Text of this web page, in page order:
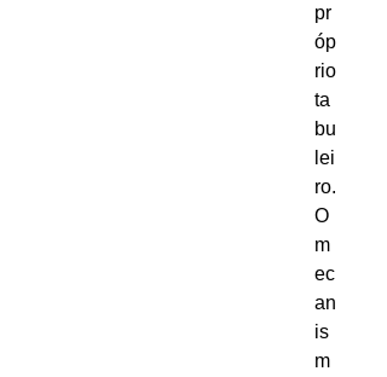
pr
óp
rio
ta
bu
lei
ro.
O
m
ec
an
is
m